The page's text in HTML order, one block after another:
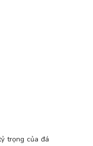
trọng của đá